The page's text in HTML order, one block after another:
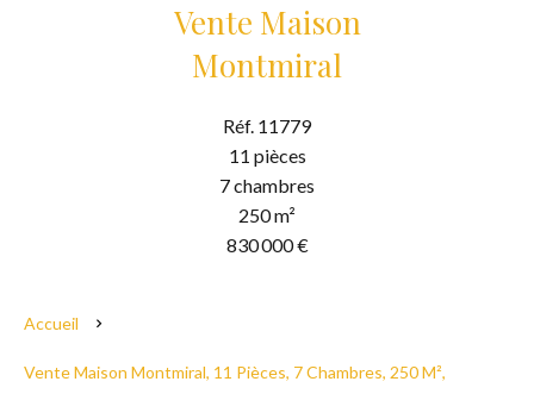
Vente Maison
Montmiral
Réf. 11779
11 pièces
7 chambres
250 m²
830 000 €
Accueil
Vente Maison Montmiral, 11 Pièces, 7 Chambres, 250 M²,